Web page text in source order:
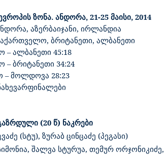
ზონა. ანდორა, 21-25 მაისი, 2014
, აზერბაიჯანი, ირლანდია
, ბრიტანეთი, ალბანეთი
–ალბანეთი 45:18
–ბრიტანეთი 34:24
– მოლდოვა 28:23
(20 წ) ნაკრები
(სტუ), ზურაბ ცინცაძე (პეგასი)
, შალვა სტურუა, თემურ ორჯონიკიძე,